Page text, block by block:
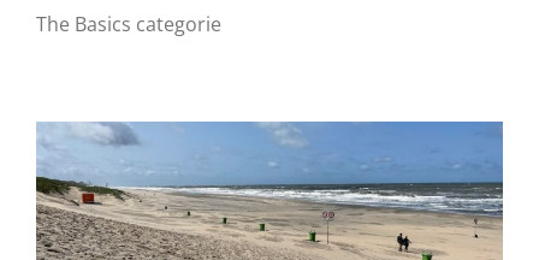
The Basics categorie